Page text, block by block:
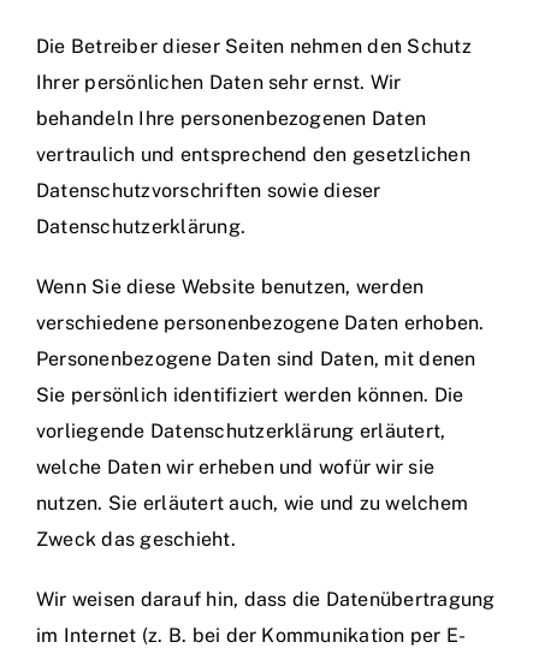
Die Betreiber dieser Seiten nehmen den Schutz
Ihrer persönlichen Daten sehr ernst. Wir
behandeln Ihre personenbezogenen Daten
vertraulich und entsprechend den gesetzlichen
Datenschutzvorschriften sowie dieser
Datenschutzerklärung.
Wenn Sie diese Website benutzen, werden
verschiedene personenbezogene Daten erhoben.
Personenbezogene Daten sind Daten, mit denen
Sie persönlich identifiziert werden können. Die
vorliegende Datenschutzerklärung erläutert,
welche Daten wir erheben und wofür wir sie
nutzen. Sie erläutert auch, wie und zu welchem
Zweck das geschieht.
Wir weisen darauf hin, dass die Datenübertragung
im Internet (z. B. bei der Kommunikation per E-